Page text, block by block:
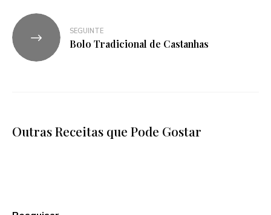
SEGUINTE
Bolo Tradicional de Castanhas
Outras Receitas que Pode Gostar